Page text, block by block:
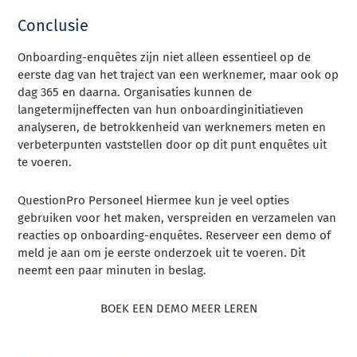
Conclusie
Onboarding-enquêtes zijn niet alleen essentieel op de
eerste dag van het traject van een werknemer, maar ook op
dag 365 en daarna. Organisaties kunnen de
langetermijneffecten van hun onboardinginitiatieven
analyseren, de betrokkenheid van werknemers meten en
verbeterpunten vaststellen door op dit punt enquêtes uit
te voeren.
QuestionPro Personeel Hiermee kun je veel opties
gebruiken voor het maken, verspreiden en verzamelen van
reacties op onboarding-enquêtes. Reserveer een demo of
meld je aan om je eerste onderzoek uit te voeren. Dit
neemt een paar minuten in beslag.
BOEK EEN DEMO MEER LEREN